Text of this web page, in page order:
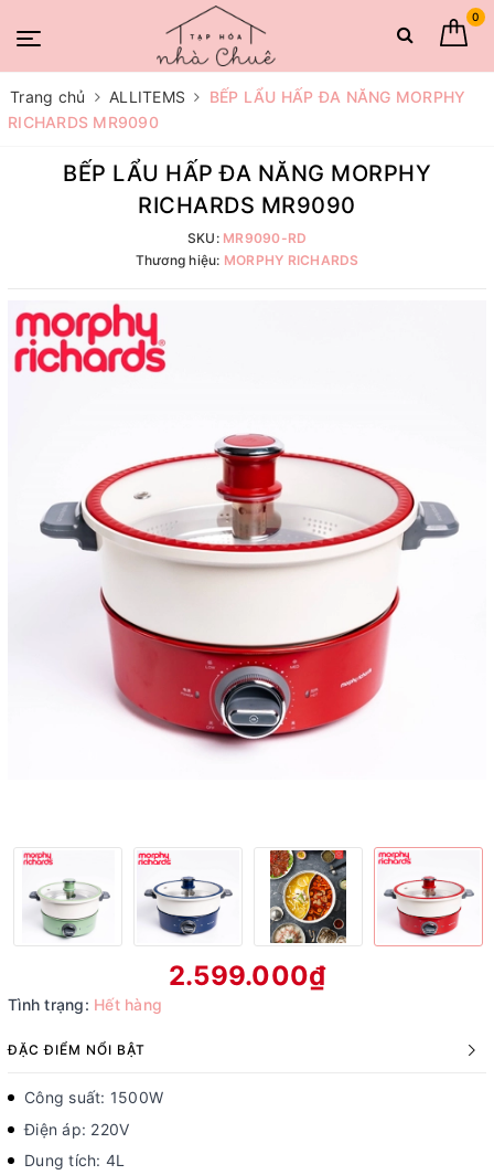
0
Trang chủ ALLITEMS
BẾP LẨU HẤP ĐA NĂNG MORPHY
RICHARDS MR9090
BẾP LẨU HẤP ĐA NĂNG MORPHY
RICHARDS MR9090
SKU: MR9090-RD
Thương hiệu: MORPHY RICHARDS
2.599.000₫
Tình trạng: Hết hàng
ĐẶC ĐIỂM NỔI BẬT
Công suất: 1500W
Điện áp: 220V
Dung tích: 4L